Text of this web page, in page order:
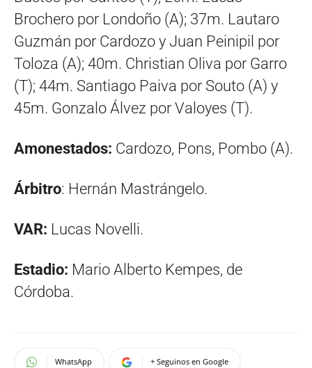
Brochero por Londoño (A); 37m. Lautaro
Guzmán por Cardozo y Juan Peinipil por
Toloza (A); 40m. Christian Oliva por Garro
(T); 44m. Santiago Paiva por Souto (A) y
45m. Gonzalo Álvez por Valoyes (T).
Amonestados: Cardozo, Pons, Pombo (A).
Árbitro: Hernán Mastrángelo.
VAR: Lucas Novelli.
Estadio: Mario Alberto Kempes, de
Córdoba.
WhatsApp + Seguinos en Google